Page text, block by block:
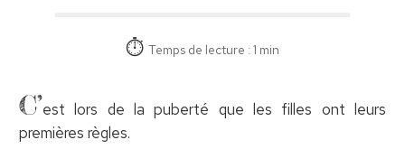
Temps de lecture : 1 min
C’est lors de la puberté que les filles ont leurs
premières règles.